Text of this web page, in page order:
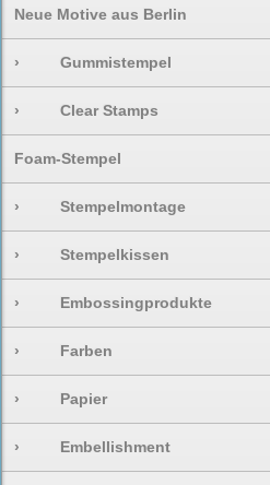
Neue Motive aus Berlin
› Gummistempel
› Clear Stamps
Foam-Stempel
› Stempelmontage
› Stempelkissen
› Embossingprodukte
› Farben
› Papier
› Embellishment